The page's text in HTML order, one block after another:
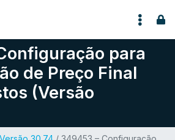
para
de Preço Final
(Versão